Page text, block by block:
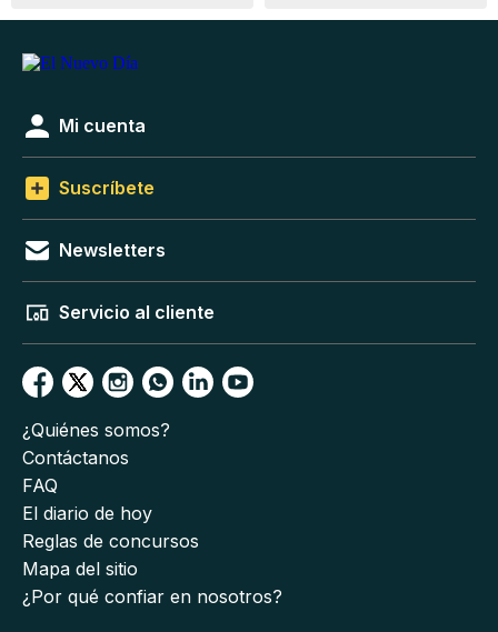
Mi cuenta
Suscríbete
Newsletters
Servicio al cliente
¿Quiénes somos?
Contáctanos
FAQ
El diario de hoy
Reglas de concursos
Mapa del sitio
¿Por qué confiar en nosotros?